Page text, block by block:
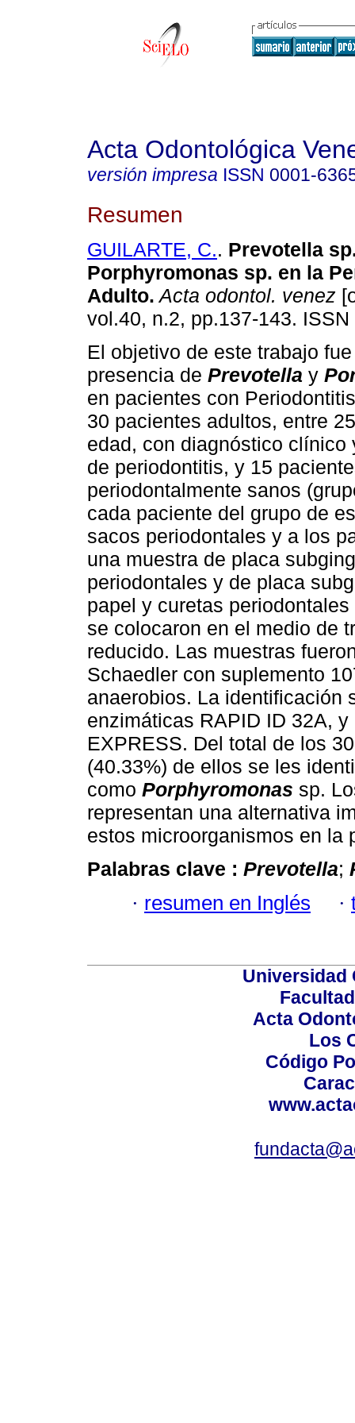
Acta Odontológica
versión impresa ISSN 0001-
Resumen
GUILARTE, C.. Prevotella
Porphyromonas sp. en la
Adulto. Acta odontol. venez
vol.40, n.2, pp.137-143.
El objetivo de este trabajo
presencia de Prevotella y
en pacientes con
30 pacientes adultos, entre
edad, con diagnóstico clínico
de periodontitis, y 15
periodontalmente sanos
cada paciente del grupo de
sacos periodontales y a los
una muestra de placa
periodontales y de placa
papel y curetas
se colocaron en el medio de
reducido. Las muestras
Schaedler con suplemento
anaerobios. La identificación
enzimáticas RAPID ID 32A,
EXPRESS. Del total de los
(40.33%) de ellos se les
como Porphyromonas sp.
representan una alternativa
estos microorganismos en la
Palabras clave : Prevotella;
· resumen en Inglés ·
Universidad
Acta
Los
Código